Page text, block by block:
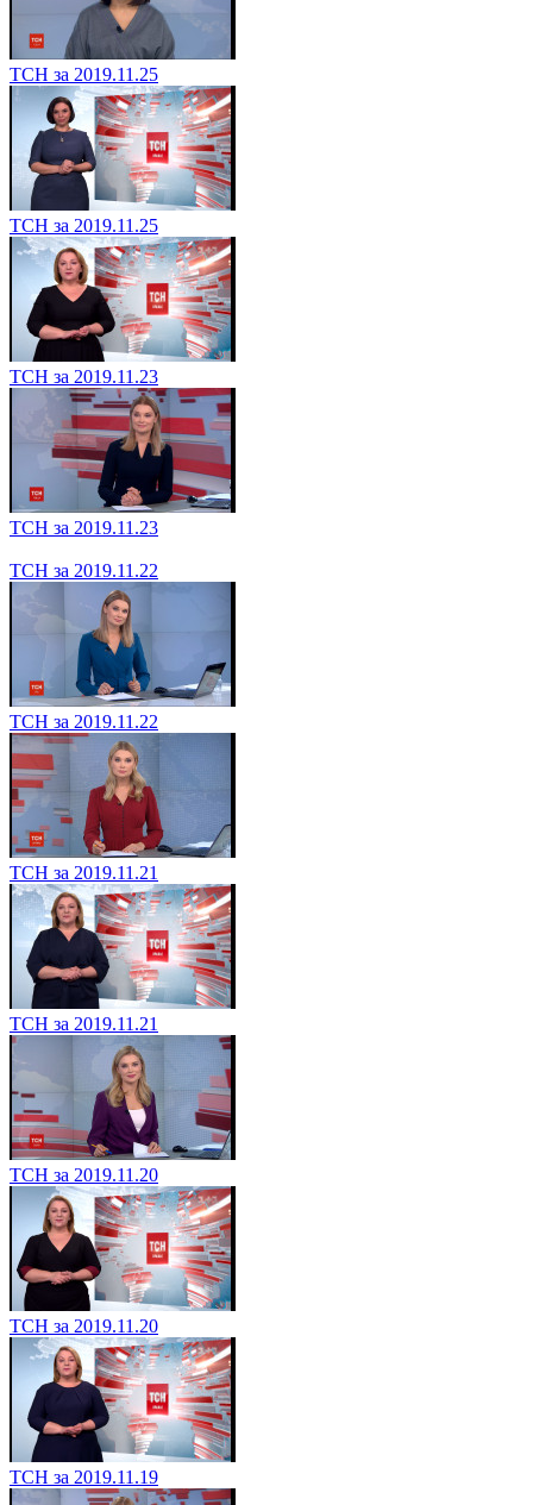
ТСН за 2019.11.25
ТСН за 2019.11.25
ТСН за 2019.11.23
ТСН за 2019.11.23
ТСН за 2019.11.22
ТСН за 2019.11.22
ТСН за 2019.11.21
ТСН за 2019.11.21
ТСН за 2019.11.20
ТСН за 2019.11.20